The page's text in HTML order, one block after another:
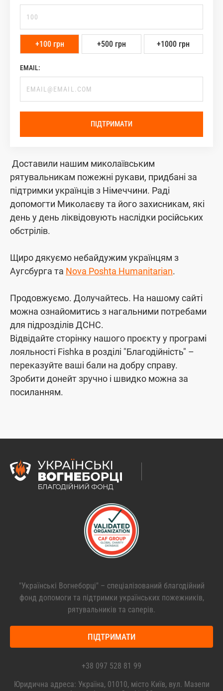
+100 грн +500 грн +1000 грн
EMAIL:
ПІДТРИМАТИ
Доставили нашим миколаївським
рятувальникам пожежні рукави, придбані за
підтримки українців з Німеччини. Раді
допомогти Миколаєву та його захисникам, які
день у день ліквідовують наслідки російських
обстрілів.
Щиро дякуємо небайдужим українцям з
Аугсбурга та Nova Poshta Humanitarian.
Продовжуємо. Долучайтесь. На нашому сайті
можна ознайомитись з нагальними потребами
для підрозділів ДСНС.
Відвідайте сторінку нашого проєкту у програмі
лояльності Fishka в розділі "Благодійність" –
переказуйте ваші бали на добру справу.
Зробити донейт зручно і швидко можна за
посиланням.
"Українські Вогнеборці" – спеціалізований благодійний
фонд допомоги та підтримки українських пожежників,
рятувальників та саперів.
ПІДТРИМАТИ
+38 097 528 81 99
Юридична адреса: Україна, 01010, місто Київ, вул. Мазепи